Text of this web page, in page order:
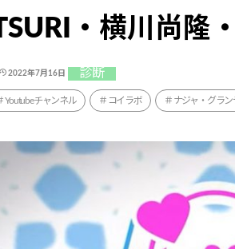
・横川尚隆
2022年7月16日 診断
Youtubeチャンネル コイラボ ナジャ・グラン